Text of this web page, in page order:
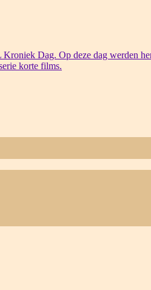
Dag. Op deze dag werden
korte films.